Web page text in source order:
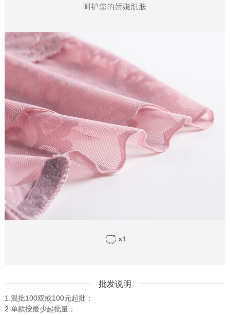
批发说明
1.混批100双或100元起批；
2.单款按最少起批量；